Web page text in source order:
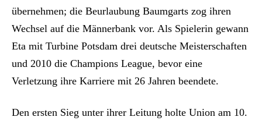
übernehmen; die Beurlaubung Baumgarts zog ihren
Wechsel auf die Männerbank vor. Als Spielerin gewann
Eta mit Turbine Potsdam drei deutsche Meisterschaften
und 2010 die Champions League, bevor eine
Verletzung ihre Karriere mit 26 Jahren beendete.
Den ersten Sieg unter ihrer Leitung holte Union am 10.